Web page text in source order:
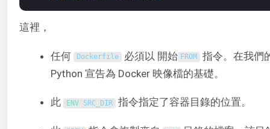
這裡，
任何 Dockerfile 必須以 開始 FROM
指令。在我們
Python 宣告為 Docker 映像檔的基礎。
此 ENV SRC_DIR 指令指定了容器目錄的位置。